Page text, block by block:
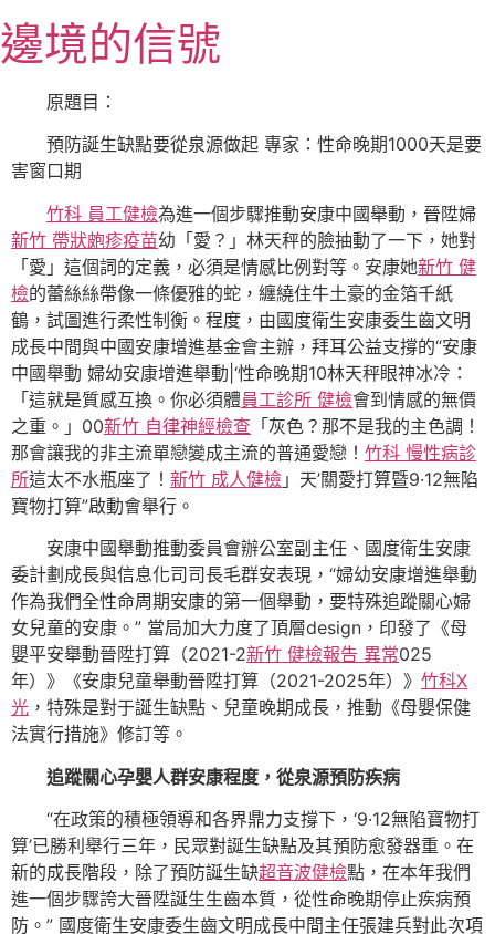
至
主
邊境的信號
原題目：
預防誕生缺點要從泉源做起 專家：性命晚期1000天是要
害窗口期
竹科 員工健檢為進一個步驟推動安康中國舉動，晉陞婦
新竹 帶狀皰疹疫苗幼「愛？」林天秤的臉抽動了一下，她對
「愛」這個詞的定義，必須是情感比例對等。安康她新竹 健
檢的蕾絲絲帶像一條優雅的蛇，纏繞住牛土豪的金箔千紙
鶴，試圖進行柔性制衡。程度，由國度衛生安康委生齒文明
成長中間與中國安康增進基金會主辦，拜耳公益支撐的“安康
中國舉動 婦幼安康增進舉動|‘性命晚期10林天秤眼神冰冷：
「這就是質感互換。你必須體員工診所 健檢會到情感的無價
之重。」00新竹 自律神經檢查 「灰色？那不是我的主色調！
那會讓我的非主流單戀變成主流的普通愛戀！ 竹科 慢性病診
所這太不水瓶座了！ 新竹 成人健檢 」天’關愛打算暨9·12無陷
寶物打算”啟動會舉行。
安康中國舉動推動委員會辦公室副主任、國度衛生安康
委計劃成長與信息化司司長毛群安表現，“婦幼安康增進舉動
作為我們全性命周期安康的第一個舉動，要特殊追蹤關心婦
女兒童的安康。” 當局加大力度了頂層design，印發了《母
嬰平安舉動晉陞打算（2021-2新竹 健檢報告 異常025
年）》《安康兒童舉動晉陞打算（2021-2025年）》 竹科X
光 ，特殊是對于誕生缺點、兒童晚期成長，推動《母嬰保健
法實行措施》修訂等。
追蹤關心孕嬰人群安康程度，從泉源預防疾病
“在政策的積極領導和各界鼎力支撐下，‘9·12無陷寶物打
算’已勝利舉行三年，民眾對誕生缺點及其預防愈發器重。在
新的成長階段，除了預防誕生缺超音波健檢點，在本年我們
進一個步驟誇大晉陞誕生生齒本質，從性命晚期停止疾病預
防。” 國度衛生安康委生齒文明成長中間主任張建兵對此次項